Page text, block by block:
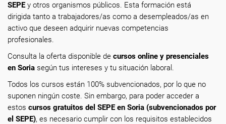
SEPEy otros organismos públicos. Esta formación está
dirigida tanto a trabajadores/as como a desempleados/as en
activo que deseen adquirir nuevas competencias
profesionales.
Consulta la oferta disponible de cursos online y presenciales
en Soria según tus intereses y tu situación laboral.
Todos los cursos están 100% subvencionados, por lo que no
suponen ningún coste. Sin embargo, para poder acceder a
estos cursos gratuitos del SEPE en Soria (subvencionados por
el SEPE), es necesario cumplir con los requisitos establecidos